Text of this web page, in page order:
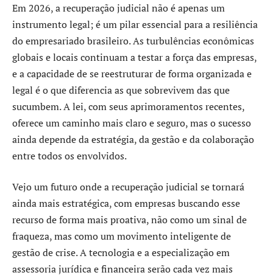
Em 2026, a recuperação judicial não é apenas um
instrumento legal; é um pilar essencial para a resiliência
do empresariado brasileiro. As turbulências econômicas
globais e locais continuam a testar a força das empresas,
e a capacidade de se reestruturar de forma organizada e
legal é o que diferencia as que sobrevivem das que
sucumbem. A lei, com seus aprimoramentos recentes,
oferece um caminho mais claro e seguro, mas o sucesso
ainda depende da estratégia, da gestão e da colaboração
entre todos os envolvidos.
Vejo um futuro onde a recuperação judicial se tornará
ainda mais estratégica, com empresas buscando esse
recurso de forma mais proativa, não como um sinal de
fraqueza, mas como um movimento inteligente de
gestão de crise. A tecnologia e a especialização em
assessoria jurídica e financeira serão cada vez mais